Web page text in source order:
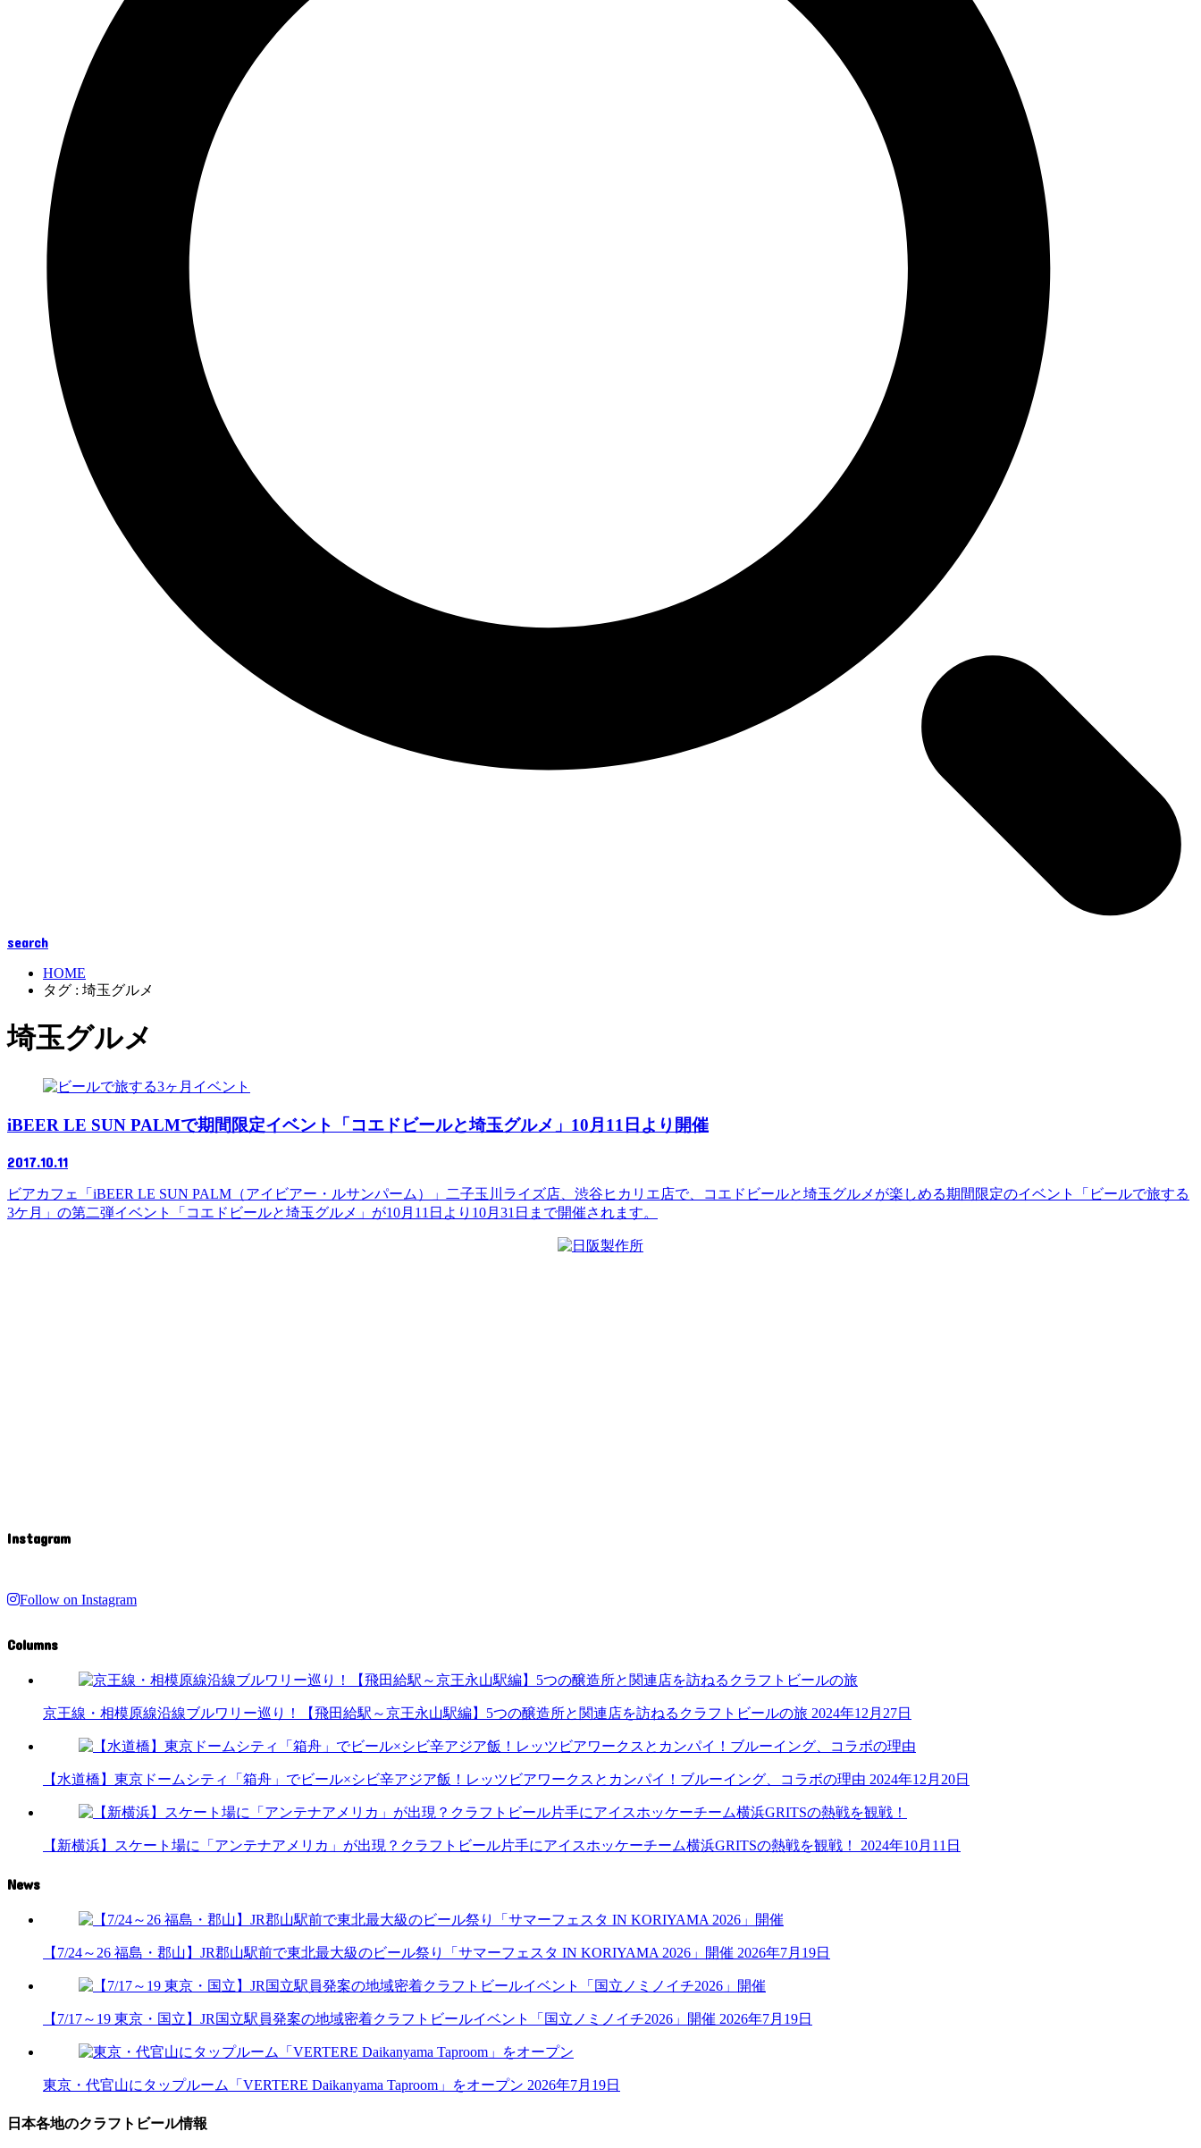
search
HOME
タグ : 埼玉グルメ
埼玉グルメ
イベント
iBEER LE SUN PALMで期間限定イベント「コエドビールと埼玉グルメ」10月11日より開催
2017.10.11
ビアカフェ「iBEER LE SUN PALM（アイビアー・ルサンパーム）」二子玉川ライズ店、渋谷ヒカリエ店で、コエドビールと埼玉グルメが楽しめる期間限定のイベント「ビールで旅する
3ケ月」の第二弾イベント「コエドビールと埼玉グルメ」が10月11日より10月31日まで開催されます。
Instagram
Follow on Instagram
Columns
京王線・相模原線沿線ブルワリー巡り！【飛田給駅～京王永山駅編】5つの醸造所と関連店を訪ねるクラフトビールの旅 2024年12月27日
【水道橋】東京ドームシティ「箱舟」でビール×シビ辛アジア飯！レッツビアワークスとカンパイ！ブルーイング、コラボの理由 2024年12月20日
【新横浜】スケート場に「アンテナアメリカ」が出現？クラフトビール片手にアイスホッケーチーム横浜GRITSの熱戦を観戦！ 2024年10月11日
News
【7/24～26 福島・郡山】JR郡山駅前で東北最大級のビール祭り「サマーフェスタ IN KORIYAMA 2026」開催 2026年7月19日
【7/17～19 東京・国立】JR国立駅員発案の地域密着クラフトビールイベント「国立ノミノイチ2026」開催 2026年7月19日
東京・代官山にタップルーム「VERTERE Daikanyama Taproom」をオープン 2026年7月19日
日本各地のクラフトビール情報